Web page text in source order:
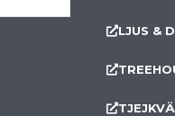
LJUS &